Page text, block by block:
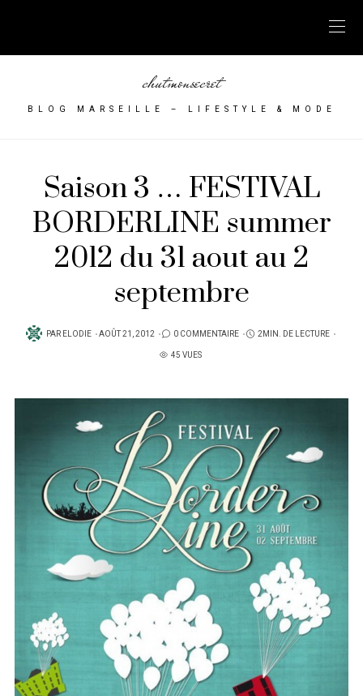
chutmonsecret
BLOG MARSEILLE – LIFESTYLE & MODE
Saison 3 … FESTIVAL
BORDERLINE summer
2012 du 31 aout au 2
septembre
PAR ELODIE
PUBLIÉ
AOÛT 21, 2012 0 COMMENTAIRE
2MIN. DE LECTURE
45 VUES